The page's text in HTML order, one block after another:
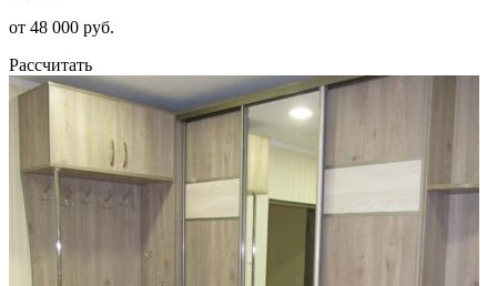
от 48 000 руб.
Рассчитать